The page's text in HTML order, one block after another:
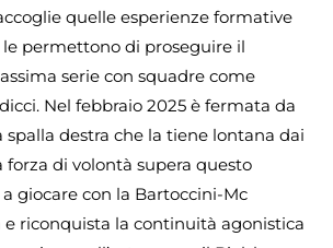
quelle esperienze formative
permettono di proseguire il
serie con squadre come
Nel febbraio 2025 è fermata da
destra che la tiene lontana dai
forza di volontà supera questo
giocare con la Bartoccini-Mc
e riconquista la continuità agonistica